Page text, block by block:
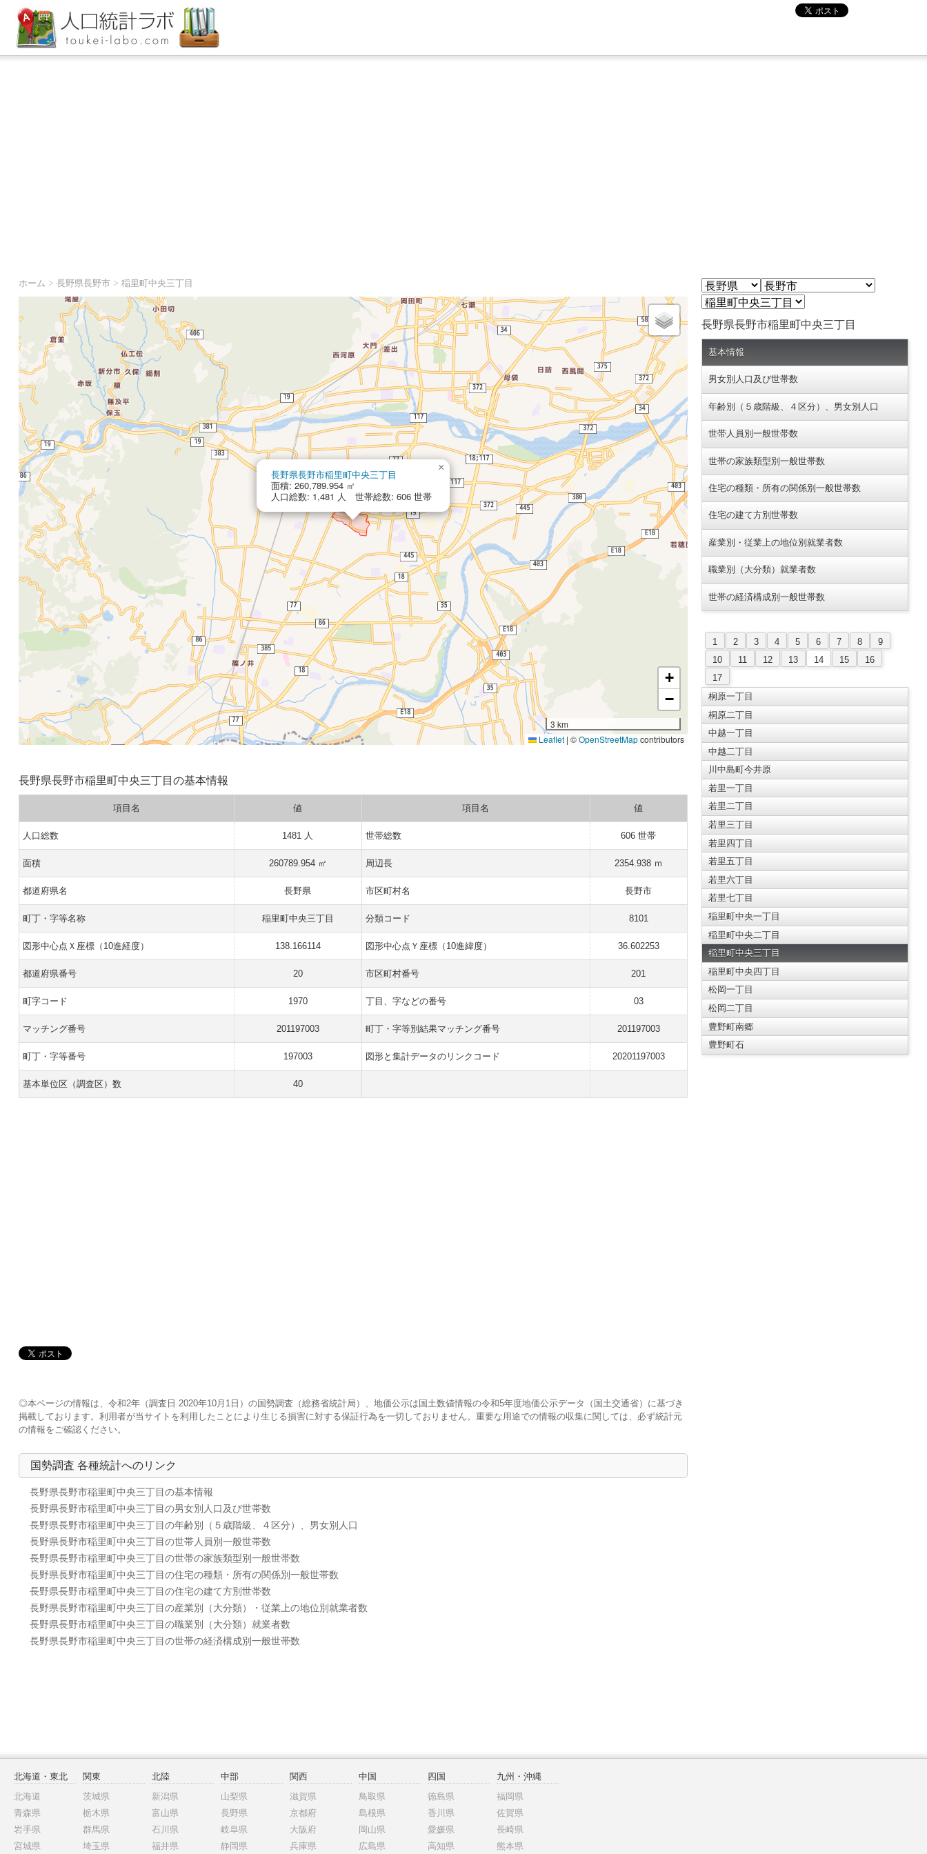
ホーム > 長野県長野市> 稲里町中央三丁目
長野県長野市稲里町中央三丁目
面積: 260,789.954 ㎡
人口総数: 1,481 人 世帯総数: 606 世帯
×
+
−
3 km
Leaflet | ©OpenStreetMapcontributors
長野県長野市稲里町中央三丁目の基本情報
項目名 値 項目名 値
人口総数 1481 人 世帯総数 606 世帯
面積 260789.954 ㎡ 周辺長 2354.938 ｍ
都道府県名 長野県 市区町村名 長野市
町丁・字等名称 稲里町中央三丁目 分類コード 8101
図形中心点Ｘ座標（10進経度） 138.166114 図形中心点Ｙ座標（10進緯度） 36.602253
都道府県番号 20 市区町村番号 201
町字コード 1970 丁目、字などの番号 03
マッチング番号 201197003 町丁・字等別結果マッチング番号 201197003
町丁・字等番号 197003 図形と集計データのリンクコード 20201197003
基本単位区（調査区）数 40
◎本ページの情報は、令和2年（調査日 2020年10月1日）の国勢調査（総務省統計局）、地価公示は国土数値情報の令和5年度地価公示データ（国土交通省）に基づき
掲載しております。利用者が当サイトを利用したことにより生じる損害に対する保証行為を一切しておりません。重要な用途での情報の収集に関しては、必ず統計元
の情報をご確認ください。
国勢調査 各種統計へのリンク
長野県長野市稲里町中央三丁目の基本情報
長野県長野市稲里町中央三丁目の男女別人口及び世帯数
長野県長野市稲里町中央三丁目の年齢別（５歳階級、４区分）、男女別人口
長野県長野市稲里町中央三丁目の世帯人員別一般世帯数
長野県長野市稲里町中央三丁目の世帯の家族類型別一般世帯数
長野県長野市稲里町中央三丁目の住宅の種類・所有の関係別一般世帯数
長野県長野市稲里町中央三丁目の住宅の建て方別世帯数
長野県長野市稲里町中央三丁目の産業別（大分類）・従業上の地位別就業者数
長野県長野市稲里町中央三丁目の職業別（大分類）就業者数
長野県長野市稲里町中央三丁目の世帯の経済構成別一般世帯数
長野県長野市稲里町中央三丁目
基本情報
男女別人口及び世帯数
年齢別（５歳階級、４区分）、男女別人口
世帯人員別一般世帯数
世帯の家族類型別一般世帯数
住宅の種類・所有の関係別一般世帯数
住宅の建て方別世帯数
産業別・従業上の地位別就業者数
職業別（大分類）就業者数
世帯の経済構成別一般世帯数
1 2 3 4 5 6 7 8
9
10
11 12 13 14 15
16
17
桐原一丁目
桐原二丁目
中越一丁目
中越二丁目
川中島町今井原
若里一丁目
若里二丁目
若里三丁目
若里四丁目
若里五丁目
若里六丁目
若里七丁目
稲里町中央一丁目
稲里町中央二丁目
稲里町中央三丁目
稲里町中央四丁目
松岡一丁目
松岡二丁目
豊野町南郷
豊野町石
北海道・東北
北海道
青森県
岩手県
宮城県
関東
茨城県
栃木県
群馬県
埼玉県
北陸
新潟県
富山県
石川県
福井県
中部
山梨県
長野県
岐阜県
静岡県
関西
滋賀県
京都府
大阪府
兵庫県
中国
鳥取県
島根県
岡山県
広島県
四国
徳島県
香川県
愛媛県
高知県
九州・沖縄
福岡県
佐賀県
長崎県
熊本県